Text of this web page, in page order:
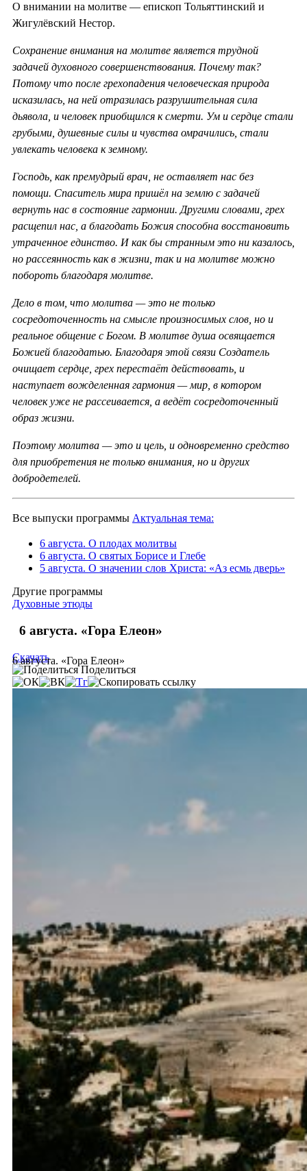
О внимании на молитве — епископ Тольяттинский и
Жигулёвский Нестор.
Сохранение внимания на молитве является трудной
задачей духовного совершенствования. Почему так?
Потому что после грехопадения человеческая природа
исказилась, на ней отразилась разрушительная сила
дьявола, и человек приобщился к смерти. Ум и сердце стали
грубыми, душевные силы и чувства омрачились, стали
увлекать человека к земному.
Господь, как премудрый врач, не оставляет нас без
помощи. Спаситель мира пришёл на землю с задачей
вернуть нас в состояние гармонии. Другими словами, грех
расщепил нас, а благодать Божия способна восстановить
утраченное единство. И как бы странным это ни казалось,
но рассеянность как в жизни, так и на молитве можно
побороть благодаря молитве.
Дело в том, что молитва — это не только
сосредоточенность на смысле произносимых слов, но и
реальное общение с Богом. В молитве душа освящается
Божией благодатью. Благодаря этой связи Создатель
очищает сердце, грех перестаёт действовать, и
наступает вожделенная гармония — мир, в котором
человек уже не рассеивается, а ведёт сосредоточенный
образ жизни.
Поэтому молитва — это и цель, и одновременно средство
для приобретения не только внимания, но и других
добродетелей.
Все выпуски программы Актуальная тема:
6 августа. О плодах молитвы
6 августа. О святых Борисе и Глебе
5 августа. О значении слов Христа: «Аз есмь дверь»
Другие программы
Духовные этюды
6 августа. «Гора Елеон»
6 августа. «Гора Елеон»
Скачать
Поделиться